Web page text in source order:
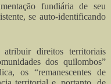
fundiária de seu
se auto-identificando
direitos territoriais
dos quilombos”
os “remanescentes de